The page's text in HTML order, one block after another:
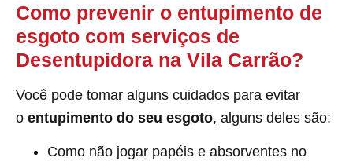
Como prevenir o entupimento de
esgoto com serviços de
Desentupidora na Vila Carrão?
Você pode tomar alguns cuidados para evitar
o entupimento do seu esgoto, alguns deles são:
Como não jogar papéis e absorventes no